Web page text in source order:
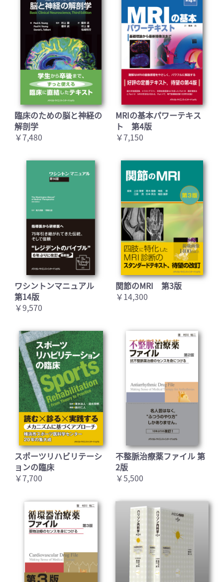
臨床のための脳と神経の
解剖学
￥7,480
MRIの基本パワーテキス
ト 第4版
￥7,150
ワシントンマニュアル
第14版
￥9,570
関節のMRI 第3版
￥14,300
スポーツリハビリテーシ
ョンの臨床
￥7,700
不整脈治療薬ファイル 第
2版
￥5,500